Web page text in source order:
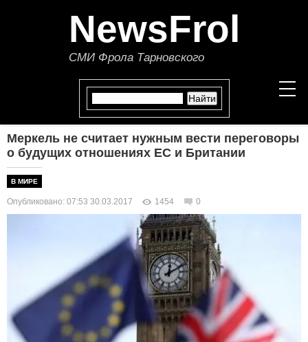
NewsFrol
СМИ Фрола Тарновского
НОВОСТИ
ПОЛИТИКА
ЭКОНОМИКА
В МИРЕ
ОБЩЕСТВО
КУЛЬТУРА
Меркель не считает нужным вести переговоры
о будущих отношениях ЕС и Британии
В МИРЕ
Опубликовано: 07:53 30.03.2017 1454 0